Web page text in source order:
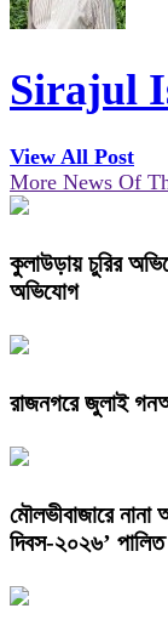
Sirajul
View All Post
More News Of
কুলাউড়ায় চুরির
অভিযোগ
রাজনগরে জুলাই
মৌলভীবাজারে
দিবস-২০২৬’ পালিত